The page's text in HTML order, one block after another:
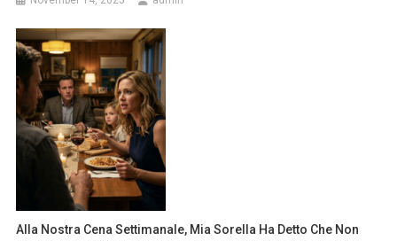
Alla Nostra Cena Settimanale, Mia Sorella Ha Detto Che Non